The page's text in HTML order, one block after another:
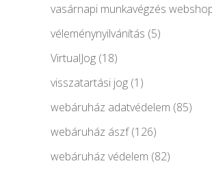
vasárnapi munkavégzés
véleménynyilvánítás (5)
VirtualJog (18)
visszatartási jog (1)
webáruház adatvédelem (85)
webáruház ászf(126)
webáruház védelem (82)